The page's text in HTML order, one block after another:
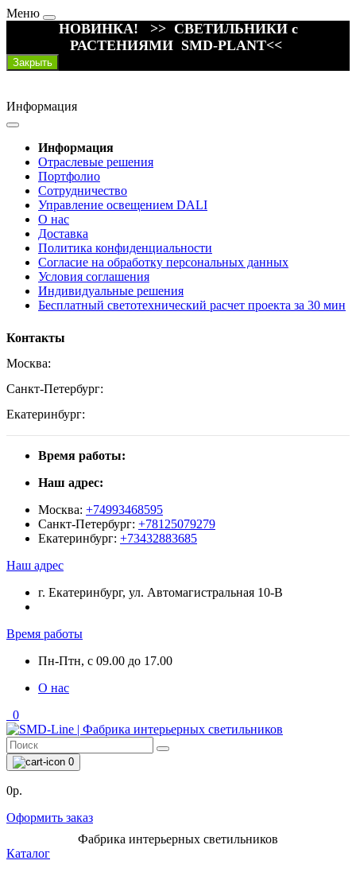
Меню
НОВИНКА! >> СВЕТИЛЬНИКИ с
РАСТЕНИЯМИ SMD-PLANT<<
Закрыть
Информация
Информация
Отраслевые решения
Портфолио
Сотрудничество
Управление освещением DALI
О нас
Доставка
Политика конфиденциальности
Согласие на обработку персональных данных
Условия соглашения
Индивидуальные решения
Бесплатный светотехнический расчет проекта за 30 мин
Контакты
Москва:
Санкт-Петербург:
Екатеринбург:
Время работы:
Наш адрес:
Москва: +74993468595
Санкт-Петербург: +78125079279
Екатеринбург: +73432883685
Наш адрес
г. Екатеринбург, ул. Автомагистральная 10-В
Время работы
Пн-Птн, с 09.00 до 17.00
О нас
0
0
0р.
Оформить заказ
Фабрика интерьерных светильников
Каталог